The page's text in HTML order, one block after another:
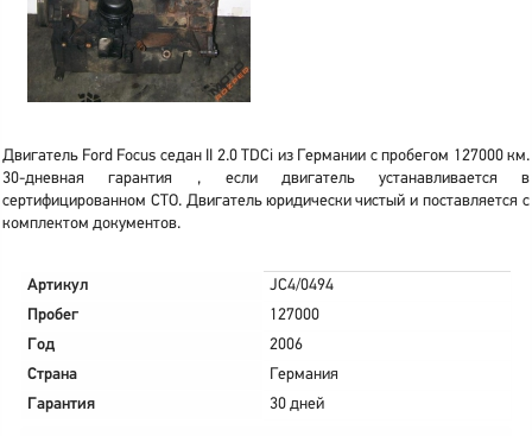
Двигатель Ford Focus седан II 2.0 TDCi из Германии с пробегом 127000 км.
30-дневная гарантия , если двигатель устанавливается в
сертифицированном СТО. Двигатель юридически чистый и поставляется с
комплектом документов.
Артикул
JC4/0494
Пробег
127000
Год
2006
Страна
Германия
Гарантия
30 дней